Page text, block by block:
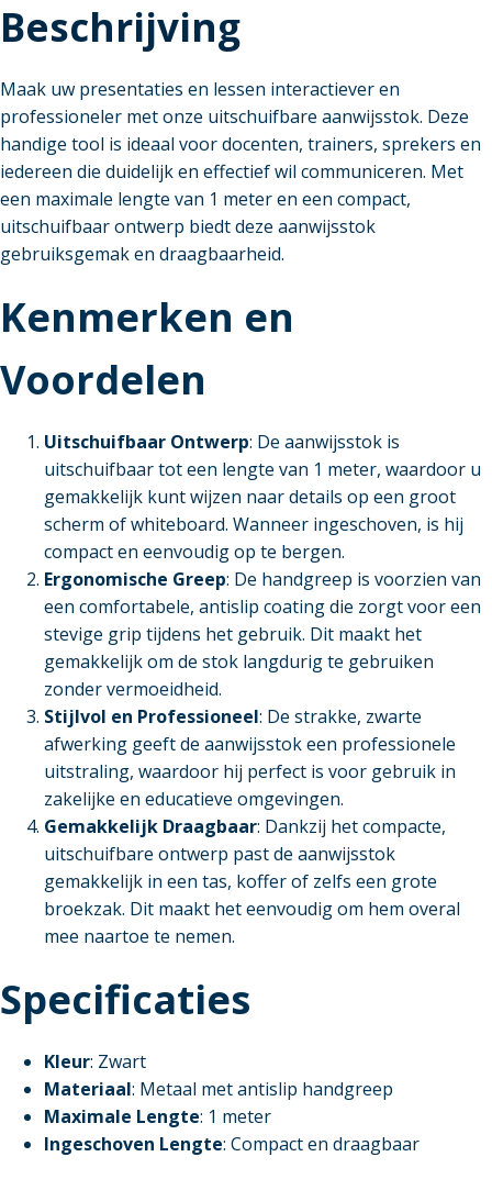
Beschrijving
Maak uw presentaties en lessen interactiever en
professioneler met onze uitschuifbare aanwijsstok. Deze
handige tool is ideaal voor docenten, trainers, sprekers en
iedereen die duidelijk en effectief wil communiceren. Met
een maximale lengte van 1 meter en een compact,
uitschuifbaar ontwerp biedt deze aanwijsstok
gebruiksgemak en draagbaarheid.
Kenmerken en
Voordelen
Uitschuifbaar Ontwerp: De aanwijsstok is
uitschuifbaar tot een lengte van 1 meter, waardoor u
gemakkelijk kunt wijzen naar details op een groot
scherm of whiteboard. Wanneer ingeschoven, is hij
compact en eenvoudig op te bergen.
Ergonomische Greep: De handgreep is voorzien van
een comfortabele, antislip coating die zorgt voor een
stevige grip tijdens het gebruik. Dit maakt het
gemakkelijk om de stok langdurig te gebruiken
zonder vermoeidheid.
Stijlvol en Professioneel: De strakke, zwarte
afwerking geeft de aanwijsstok een professionele
uitstraling, waardoor hij perfect is voor gebruik in
zakelijke en educatieve omgevingen.
Gemakkelijk Draagbaar: Dankzij het compacte,
uitschuifbare ontwerp past de aanwijsstok
gemakkelijk in een tas, koffer of zelfs een grote
broekzak. Dit maakt het eenvoudig om hem overal
mee naartoe te nemen.
Specificaties
Kleur: Zwart
Materiaal: Metaal met antislip handgreep
Maximale Lengte: 1 meter
Ingeschoven Lengte: Compact en draagbaar